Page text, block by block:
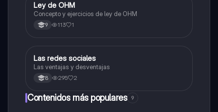
Tecnología e Informática
Ley de OHM
Concepto y ejercicios de ley de OHM
9 113 1
Tecnología e Informática
Las redes sociales
Las ventajas y desventajas
8 295 2
Contenidos más populares 9